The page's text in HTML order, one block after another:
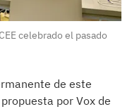
celebrado el pasado
de este
por Vox de